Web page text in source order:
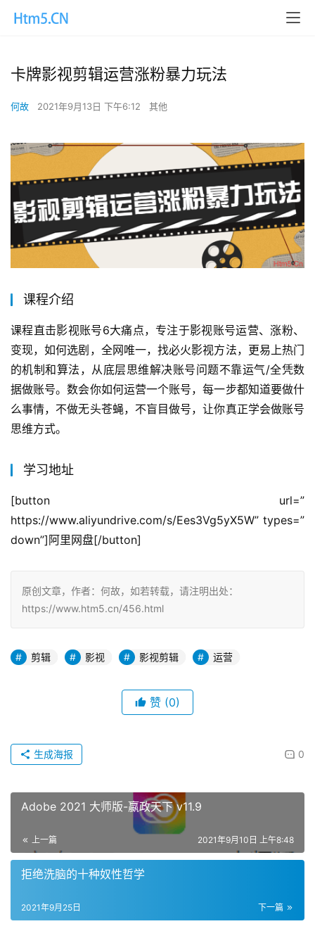
卡牌影视剪辑运营涨粉暴力玩法
何故 2021年9月13日 下午6:12 其他
课程介绍
课程直击影视账号6大痛点，专注于影视账号运营、涨粉、
变现，如何选剧，全网唯一，找必火影视方法，更易上热门
的机制和算法，从底层思维解决账号问题不靠运气/全凭数
据做账号。数会你如何运营一个账号，每一步都知道要做什
么事情，不做无头苍蝇，不盲目做号，让你真正学会做账号
思维方式。
学习地址
[button url=”
https://www.aliyundrive.com/s/Ees3Vg5yX5W” types=”
down”]阿里网盘[/button]
原创文章，作者：何故，如若转载，请注明出处：
https://www.htm5.cn/456.html
剪辑 影视 影视剪辑 运营
赞 (0)
0
生成海报
Adobe 2021 大师版-嬴政天下 v11.9
上一篇 2021年9月10日 上午8:48
拒绝洗脑的十种奴性哲学
下一篇
2021年9月25日